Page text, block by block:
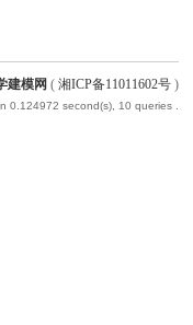
建模网 ( 湘ICP备11011602号)
0.124972 second(s), 10 queries .